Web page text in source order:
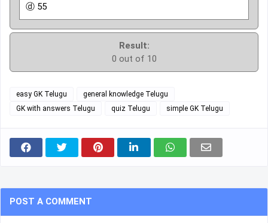
ⓓ 55
Result:
0 out of 10
easy GK Telugu
general knowledge Telugu
GK with answers Telugu
quiz Telugu simple GK Telugu
POST A COMMENT